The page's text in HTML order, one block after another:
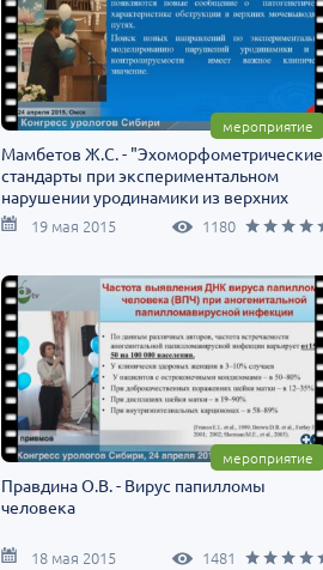
мероприятие
Мамбетов Ж.С. - "Эхоморфометрические
стандарты при экспериментальном
нарушении уродинамики из верхних
мочевых путей"
19 мая 2015 1180
мероприятие
Правдина О.В. - Вирус папилломы
человека
18 мая 2015 1481